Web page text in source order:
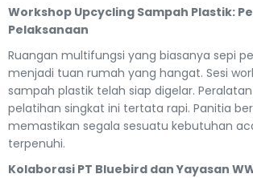
Workshop Upcycling Sampah Plastik:
Pelaksanaan
Ruangan multifungsi yang biasanya sepi
menjadi tuan rumah yang hangat. Sesi
sampah plastik telah siap digelar.
pelatihan singkat ini tertata rapi. Panitia
memastikan segala sesuatu kebutuhan
terpenuhi.
Kolaborasi PT Bluebird dan Yayasan